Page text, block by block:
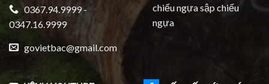
0367.94.9999 -
0347.16.9999
govietbac@gmail.com
chiếu ngựa sập chiếu
ngựa